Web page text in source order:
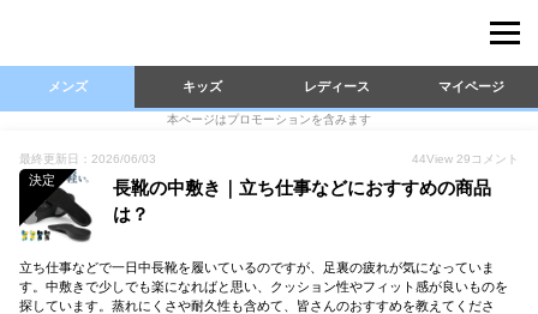
メンズ キッズ レディース マイページ
本ページはプロモーションを含みます
最終更新日：2026/06/03 44View 29 コメント
決定
長靴の中敷き｜立ち仕事などにおすすめの商品
は？
立ち仕事などで一日中長靴を履いているのですが、足裏の疲れが気になっていま
す。中敷きで少しでも楽になればと思い、クッション性やフィット感が良いものを
探しています。蒸れにくさや耐久性も含めて、皆さんのおすすめを教えてくださ